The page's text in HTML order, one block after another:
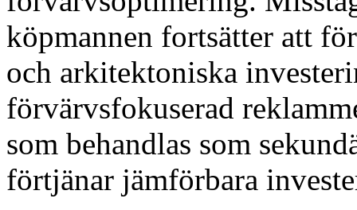
köpmannen fortsätter att
och arkitektoniska
förvärvsfokuserad
som behandlas som
förtjänar jämförbara